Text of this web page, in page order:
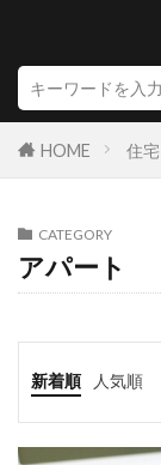
HOME 住宅
CATEGORY
アパート
新着順 人気順